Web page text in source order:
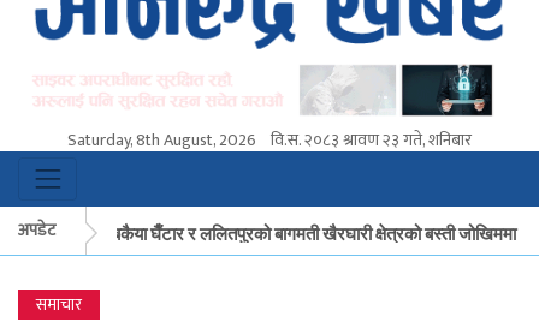
Saturday, 8th August, 2026 वि.स.२०८३ श्रावण २३ गते, शनिबार
अपडेट
मकवानपुरको बकैया घैँटार र ललितपुरको बागमती खैरघारी क्षेत्रको बस्ती जोखिममा
समाचार